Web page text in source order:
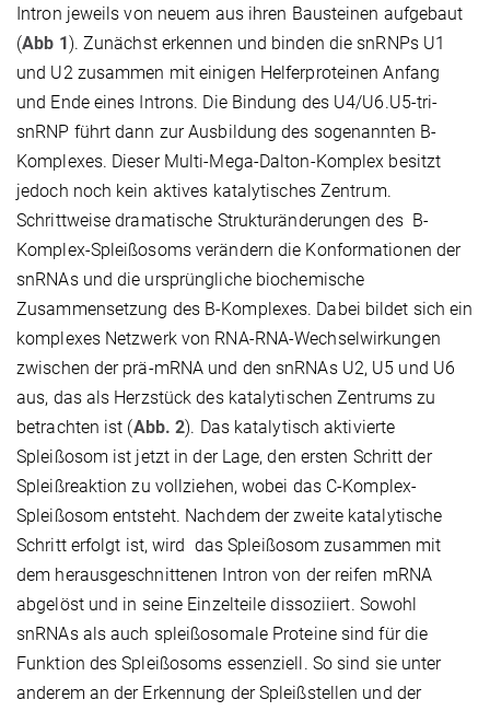
Intron jeweils von neuem aus ihren Bausteinen aufgebaut
(Abb 1 ). Zunächst erkennen und binden die snRNPs U1
und U2 zusammen mit einigen Helferproteinen Anfang
und Ende eines Introns. Die Bindung des U4/U6.U5-tri-
snRNP führt dann zur Ausbildung des sogenannten B-
Komplexes. Dieser Multi-Mega-Dalton-Komplex besitzt
jedoch noch kein aktives katalytisches Zentrum.
Schrittweise dramatische Strukturänderungen des B-
Komplex-Spleißosoms verändern die Konformationen der
snRNAs und die ursprüngliche biochemische
Zusammensetzung des B-Komplexes. Dabei bildet sich ein
komplexes Netzwerk von RNA-RNA-Wechselwirkungen
zwischen der prä-mRNA und den snRNAs U2, U5 und U6
aus, das als Herzstück des katalytischen Zentrums zu
betrachten ist (Abb. 2). Das katalytisch aktivierte
Spleißosom ist jetzt in der Lage, den ersten Schritt der
Spleißreaktion zu vollziehen, wobei das C-Komplex-
Spleißosom entsteht. Nachdem der zweite katalytische
Schritt erfolgt ist, wird das Spleißosom zusammen mit
dem herausgeschnittenen Intron von der reifen mRNA
abgelöst und in seine Einzelteile dissoziiert. Sowohl
snRNAs als auch spleißosomale Proteine sind für die
Funktion des Spleißosoms essenziell. So sind sie unter
anderem an der Erkennung der Spleißstellen und der